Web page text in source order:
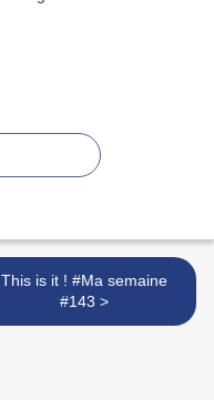
This is it ! #Ma semaine
#143 >